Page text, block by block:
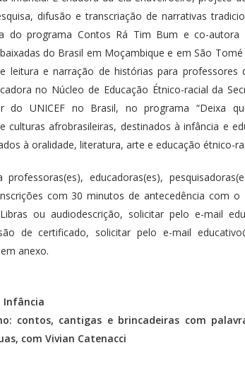
difusão e transcriação de narrativas
do programa Contos Rá Tim Bum e co-
do Brasil em Moçambique e em São
leitura e narração de histórias para professores
no Núcleo de Educação Étnico-racial da
do UNICEF no Brasil, no programa “Deixa
culturas afrobrasileiras, destinados à infância e
à oralidade, literatura, arte e educação étnico-
professoras(es), educadoras(es),
com 30 minutos de antecedência com
ou audiodescrição, solicitar pelo e-mail
de certificado, solicitar pelo e-mail
anexo.
Infância
contos, cantigas e brincadeiras com
com Vivian Catenacci